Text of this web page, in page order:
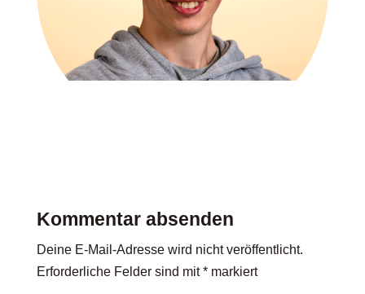
Kommentar absenden
Deine E-Mail-Adresse wird nicht veröffentlicht.
Erforderliche Felder sind mit*markiert